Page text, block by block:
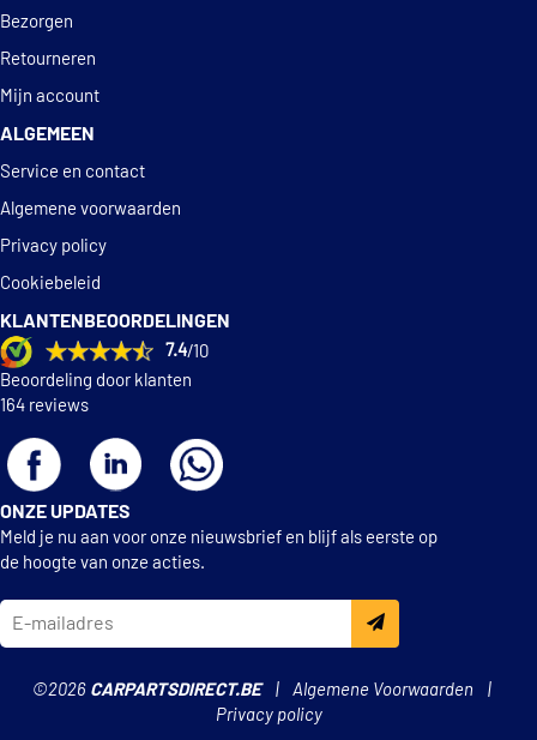
Bezorgen
Retourneren
Mijn account
ALGEMEEN
Service en contact
Algemene voorwaarden
Privacy policy
Cookiebeleid
KLANTENBEOORDELINGEN
7.4/10
Beoordeling door klanten
164 reviews
ONZE UPDATES
Meld je nu aan voor onze nieuwsbrief en blijf als eerste op
de hoogte van onze acties.
©2026 CARPARTSDIRECT.BE
Algemene Voorwaarden
Privacy policy